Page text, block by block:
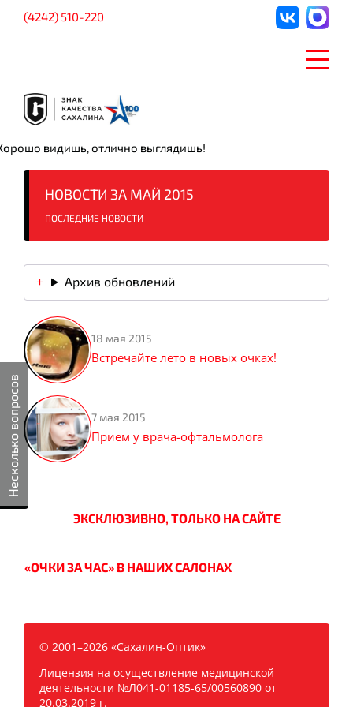
Несколько вопросов
видишь, отлично выглядишь!
(4242) 510-220
НОВОСТИ ЗА МАЙ 2015
ПОСЛЕДНИЕ НОВОСТИ
Архив обновлений
18 мая 2015
Встречайте лето в новых очках!
7 мая 2015
Прием у врача-офтальмолога
ЭКСКЛЮЗИВНО, ТОЛЬКО НА САЙТЕ
«ОЧКИ ЗА ЧАС» В НАШИХ САЛОНАХ
© 2001–2026 «Сахалин-Оптик»
Лицензия на осуществление медицинской
деятельности №Л041-01185-65/00560890 от
20.03.2019 г.